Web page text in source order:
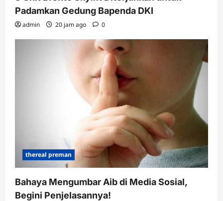
Padamkan Gedung Bapenda DKI
admin 20 jam ago 0
thereal preman
Bahaya Mengumbar Aib di Media Sosial,
Begini Penjelasannya!